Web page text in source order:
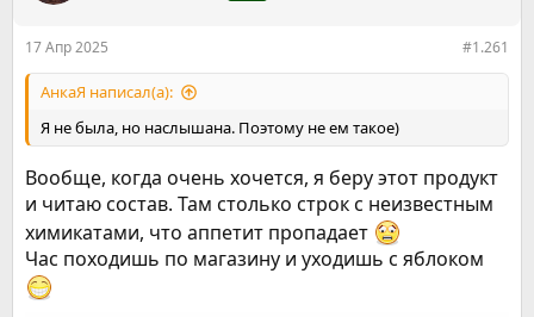
17 Апр 2025 #1.261
АнкаЯ написал(а):
Я не была, но наслышана. Поэтому не ем такое)
Вообще, когда очень хочется, я беру этот продукт
и читаю состав. Там столько строк с неизвестным
химикатами, что аппетит пропадает
Час походишь по магазину и уходишь с яблоком